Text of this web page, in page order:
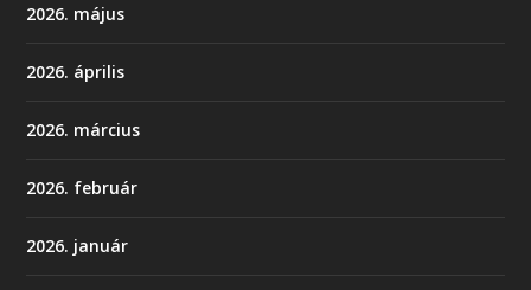
2026. május
2026. április
2026. március
2026. február
2026. január